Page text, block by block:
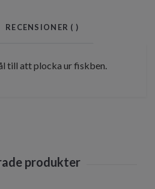
RECENSIONER ( )
till att plocka ur fiskben.